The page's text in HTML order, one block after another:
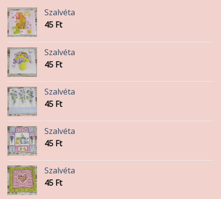
Szalvéta
45 Ft
Szalvéta
45 Ft
Szalvéta
45 Ft
Szalvéta
45 Ft
Szalvéta
45 Ft